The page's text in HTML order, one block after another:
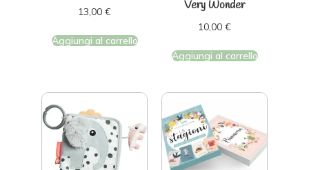
13,00 €
Aggiungi al carrello
Very Wonder
10,00 €
Aggiungi al carrello